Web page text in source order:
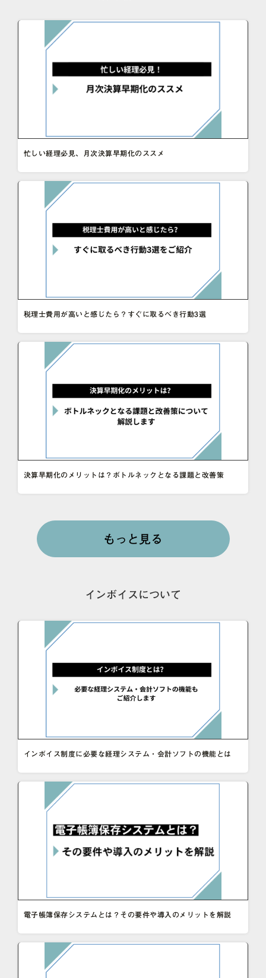
忙しい経理必見、月次決算早期化のススメ
税理士費用が高いと感じたら？すぐに取るべき行動3選
決算早期化のメリットは？ボトルネックとなる課題と改善策
もっと見る
インボイスについて
インボイス制度に必要な経理システム・会計ソフトの機能とは
電子帳簿保存システムとは？その要件や導入のメリットを解説